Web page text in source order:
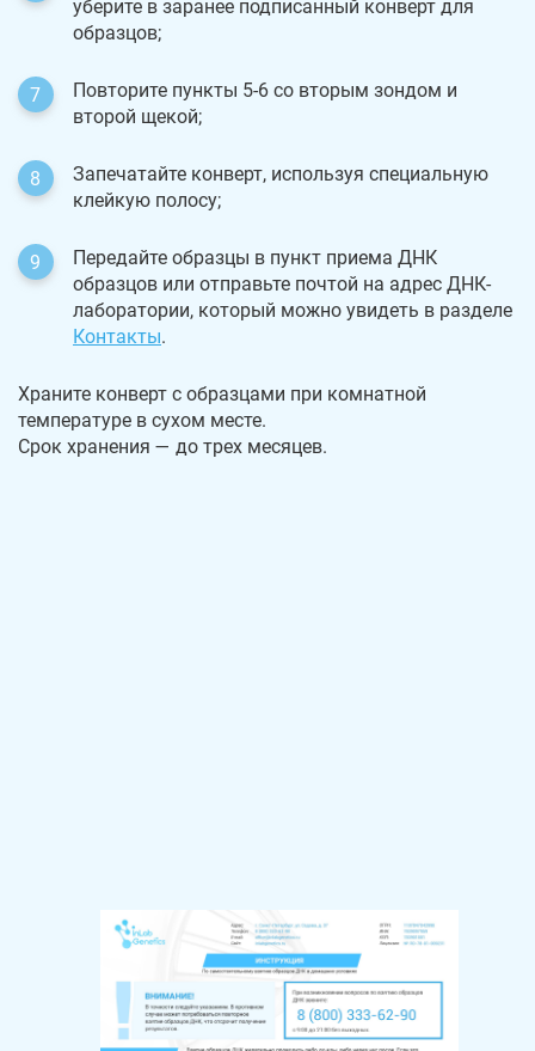
уберите в заранее подписанный конверт для
образцов;
Повторите пункты 5-6 со вторым зондом и
второй щекой;
Запечатайте конверт, используя специальную
клейкую полосу;
Передайте образцы в пункт приема ДНК
образцов или отправьте почтой на адрес ДНК-
лаборатории, который можно увидеть в разделе
Контакты.
Храните конверт с образцами при комнатной
температуре в сухом месте.
Срок хранения — до трех месяцев.